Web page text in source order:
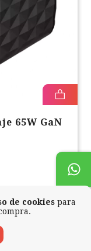
de cookiespara
65W GaN